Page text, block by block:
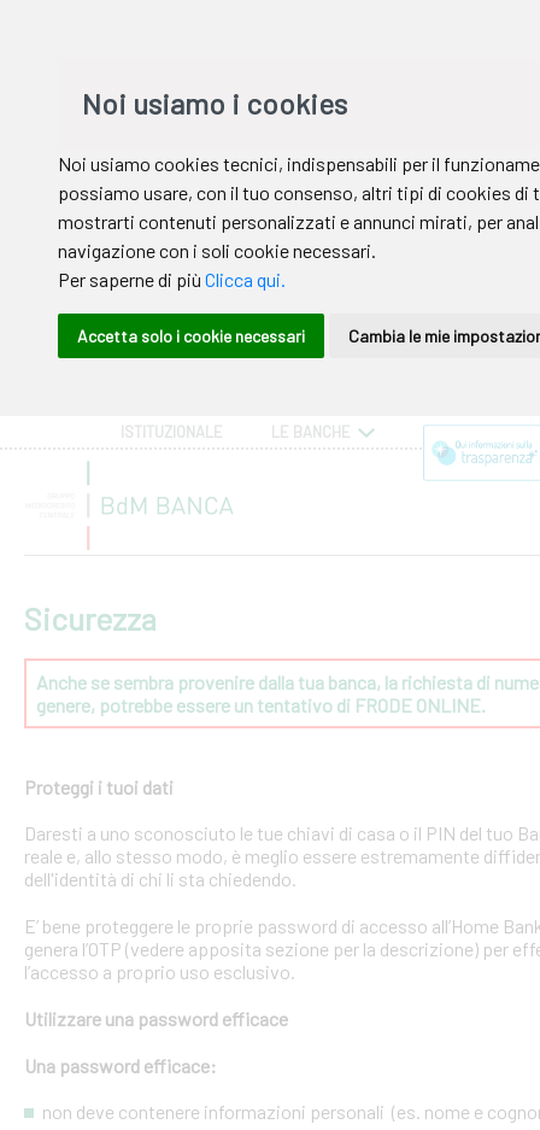
ISTITUZIONALE LE BANCHE
Sicurezza
Anche se sembra provenire dalla tua banca, la richiesta di
genere, potrebbe essere un tentativo di FRODE ONLINE.
Proteggi i tuoi dati
Daresti a uno sconosciuto le tue chiavi di casa o il PIN del tuo
reale e, allo stesso modo, è meglio essere estremamente
dell'identità di chi li sta chiedendo.
E’ bene proteggere le proprie password di accesso all’Home
genera l’OTP (vedere apposita sezione per la descrizione) per
l’accesso a proprio uso esclusivo.
Utilizzare una password efficace
Una password efficace:
non deve contenere informazioni personali (es. nome e